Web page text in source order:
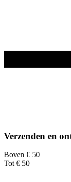
Verzenden en
Boven € 50
Tot € 50